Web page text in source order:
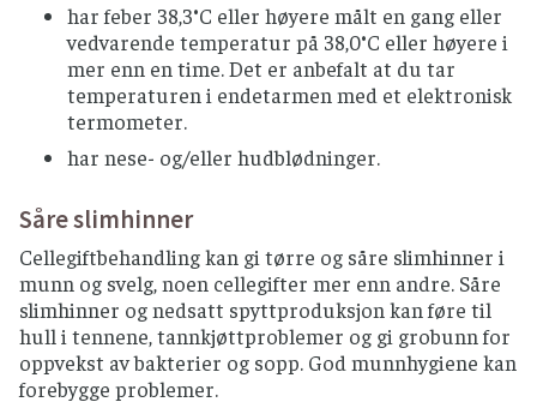
har feber 38,3°C eller høyere målt en gang eller
vedvarende temperatur på 38,0°C eller høyere i
mer enn en time. Det er anbefalt at du tar
temperaturen i endetarmen med et elektronisk
termometer.
har nese- og/eller hudblødninger.
Såre slimhinner
Cellegiftbehandling kan gi tørre og såre slimhinner i
munn og svelg, noen cellegifter mer enn andre. Såre
slimhinner og nedsatt spyttproduksjon kan føre til
hull i tennene, tannkjøttproblemer og gi grobunn for
oppvekst av bakterier og sopp. God munnhygiene kan
forebygge problemer.